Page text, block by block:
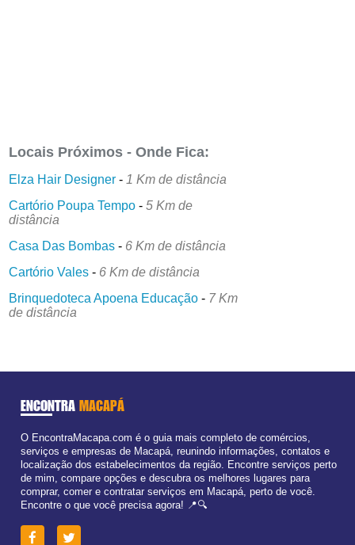
Locais Próximos - Onde Fica:
Elza Hair Designer - 1 Km de distância
Cartório Poupa Tempo -5 Km de
distância
Casa Das Bombas - 6 Km de distância
Cartório Vales - 6 Km de distância
Brinquedoteca Apoena Educação - 7 Km
de distância
ENCONTRA MACAPÁ
O EncontraMacapa.com é o guia mais completo de comércios,
serviços e empresas de Macapá, reunindo informações, contatos e
localização dos estabelecimentos da região. Encontre serviços perto
de mim, compare opções e descubra os melhores lugares para
comprar, comer e contratar serviços em Macapá, perto de você.
Encontre o que você precisa agora! 📍🔍